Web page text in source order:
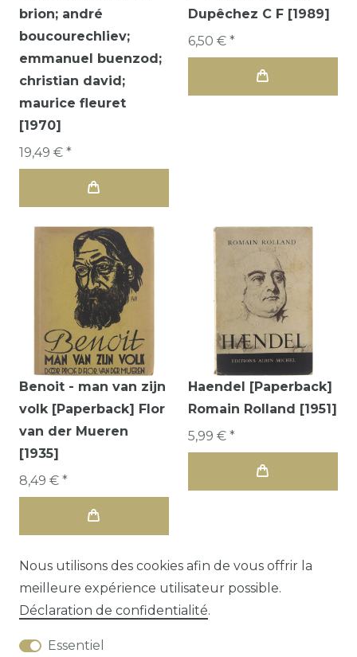
brion; andré
boucourechliev;
emmanuel buenzod;
christian david;
maurice fleuret
[1970]
19,49 € *
Dupêchez C F [1989]
6,50 € *
Benoit - man van zijn
volk [Paperback] Flor
van der Mueren
[1935]
8,49 € *
Haendel [Paperback]
Romain Rolland [1951]
5,99 € *
Nous utilisons des cookies afin de vous offrir la
meilleure expérience utilisateur possible.
Déclaration de confidentialité.
Essentiel